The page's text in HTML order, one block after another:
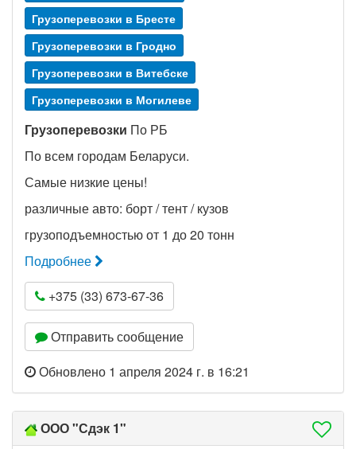
Грузоперевозки в Бресте
Грузоперевозки в Гродно
Грузоперевозки в Витебске
Грузоперевозки в Могилеве
Грузоперевозки По РБ
По всем городам Беларуси.
Самые низкие цены!
различные авто: борт / тент / кузов
грузоподъемностью от 1 до 20 тонн
Подробнее
+375 (33) 673-67-36
Отправить сообщение
Обновлено 1 апреля 2024 г. в 16:21
ООО "Сдэк 1"